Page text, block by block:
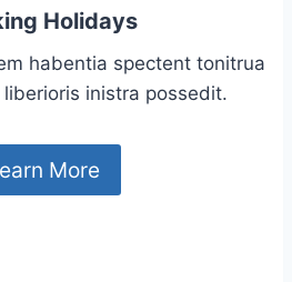
Holidays
habentia spectent tonitrua
inistra possedit.
More